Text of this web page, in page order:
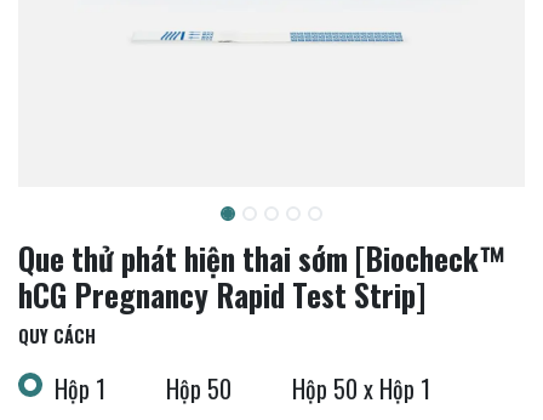
Que thử phát hiện thai sớm [Biocheck™
hCG Pregnancy Rapid Test Strip]
QUY CÁCH
Hộp 1 Hộp 50 Hộp 50 x Hộp 1